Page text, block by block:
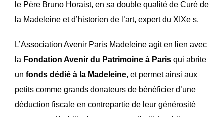
le Père Bruno Horaist, en sa double qualité de Curé de
la Madeleine et d’historien de l’art, expert du XIXe s.
L’Association Avenir Paris Madeleine agit en lien avec
la Fondation Avenir du Patrimoine à Paris qui abrite
un fonds dédié à la Madeleine, et permet ainsi aux
petits comme grands donateurs de bénéficier d’une
déduction fiscale en contrepartie de leur générosité